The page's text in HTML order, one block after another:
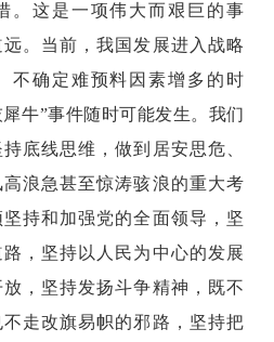
。这是一项伟大而艰巨的事
。当前，我国发展进入战略
不确定难预料因素增多的时
牛”事件随时可能发生。我们
底线思维，做到居安思危、
浪急甚至惊涛骇浪的重大考
持和加强党的全面领导，坚
，坚持以人民为中心的发展
，坚持发扬斗争精神，既不
走改旗易帜的邪路，坚持把